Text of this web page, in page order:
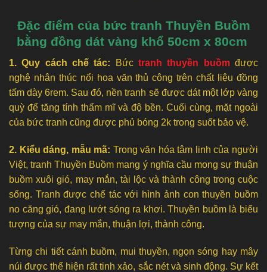
Đặc điểm của bức tranh Thuyền Buồm
bằng đồng dát vàng khổ 50cm x 80cm
1. Quy cách chế tác: Bứctranh thuyền buồmđược
nghệ nhân thúc nổi hoa văn thủ công trên chất liệu đồng
tấm dày 6rem. Sau đó, nền tranh sẽ được dát một lớp vàng
quỳ để tăng tính thẩm mĩ và độ bền. Cuối cùng, mặt ngoài
của bức tranh cũng được phủ bóng 2k trong suốt bảo vệ.
2. Kiểu dáng, mẫu mã: Trong văn hóa tâm linh của người
Việt, tranh Thuyền Buồm mang ý nghĩa cầu mong sự thuận
buồm xuôi gió, may mắn, tài lộc và thành công trong cuộc
sống. Tranh được chế tác với hình ảnh con thuyền buồm
no căng gió, đang lướt sóng ra khơi. Thuyền buồm là biểu
tượng của sự may mắn, thuận lợi, thành công.
Từng chi tiết cánh buồm, mui thuyền, ngọn sóng hay mây
núi được thể hiện rất tinh xảo, sắc nét và sinh động. Sự kết